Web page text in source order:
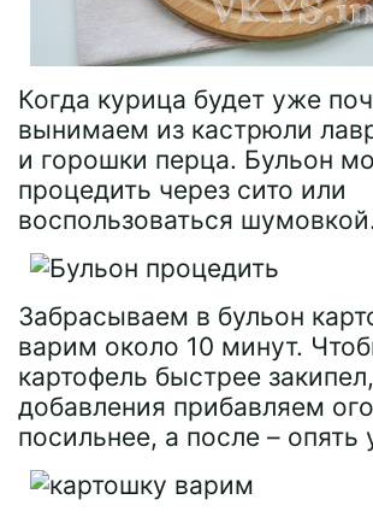
Когда курица будет уже
вынимаем из кастрюли
и горошки перца. Бульон
процедить через сито или
воспользоваться
Забрасываем в бульон
варим около 10 минут.
картофель быстрее
добавления прибавляем
посильнее, а после – опять